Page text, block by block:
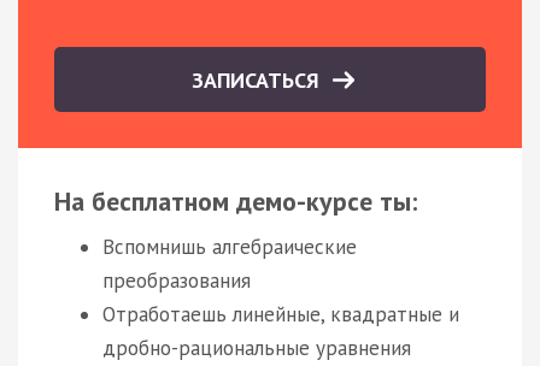
ЗАПИСАТЬСЯ
На бесплатном демо-курсе ты:
Вспомнишь алгебраические
преобразования
Отработаешь линейные, квадратные и
дробно-рациональные уравнения